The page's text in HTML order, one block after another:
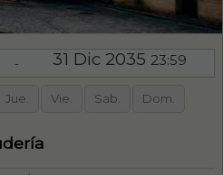
- 31 Dic 2035 23:59
Jue. Vie. Sab. Dom.